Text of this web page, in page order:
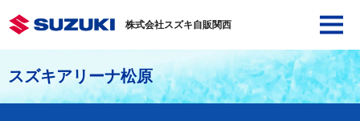
株式会社スズキ自販関西
スズキアリーナ松原